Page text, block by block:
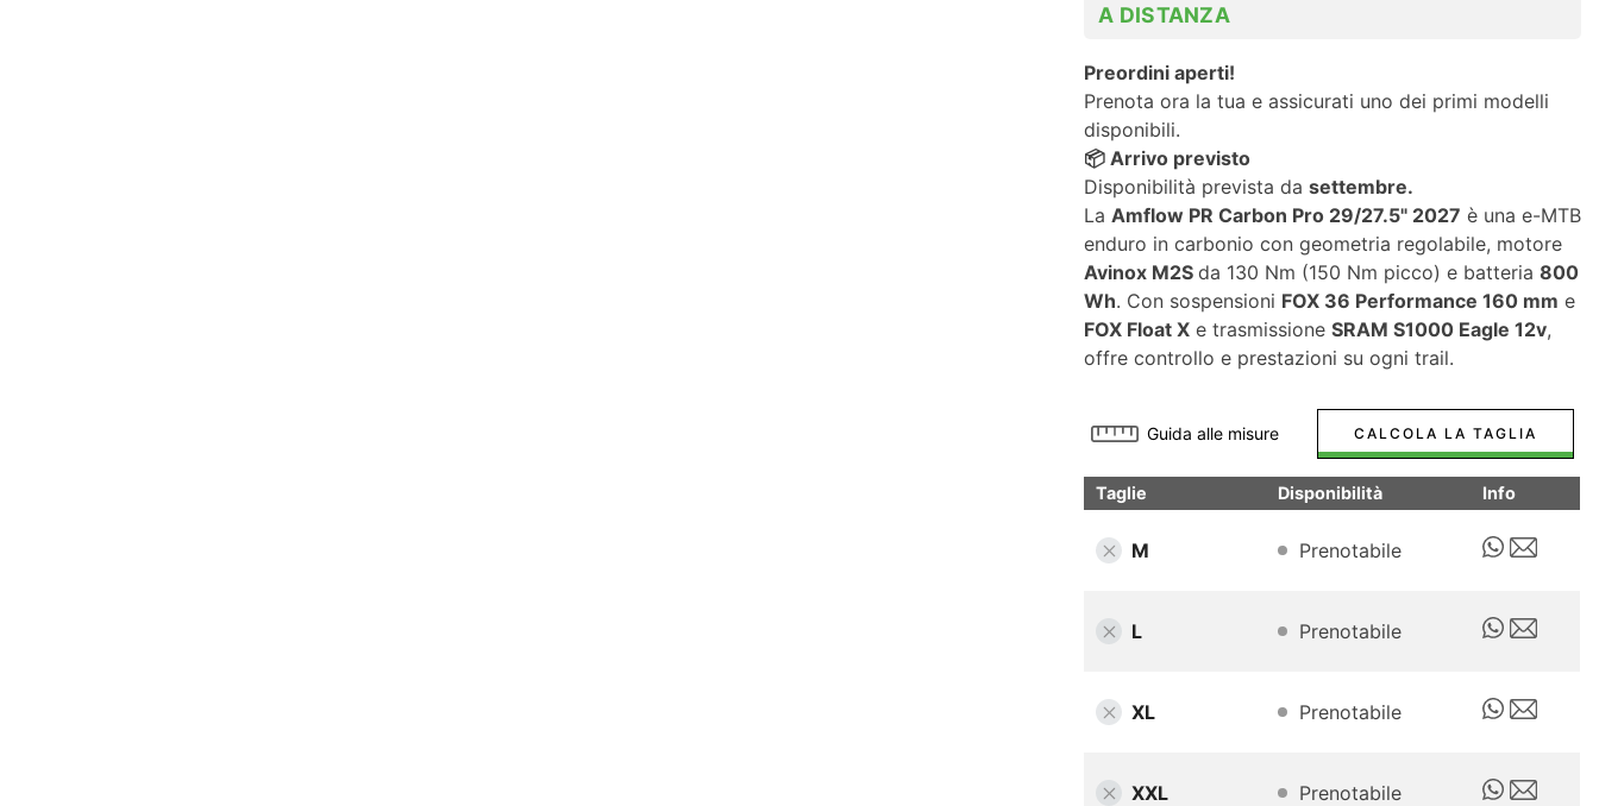
A DISTANZA
Preordini aperti!
Prenota ora la tua e assicurati uno dei primi modelli
disponibili.
📦 Arrivo previsto
Disponibilità prevista da settembre.
La Amflow PR Carbon Pro 29/27.5" 2027 è una e-MTB
enduro in carbonio con geometria regolabile, motore
Avinox M2S da 130 Nm (150 Nm picco) e batteria 800
Wh. Con sospensioni FOX 36 Performance 160 mm e
FOX Float X e trasmissione SRAM S1000 Eagle 12v,
offre controllo e prestazioni su ogni trail.
Guida alle misure CALCOLA LA TAGLIA
Taglie Disponibilità Info
M Prenotabile
L Prenotabile
XL Prenotabile
XXL Prenotabile